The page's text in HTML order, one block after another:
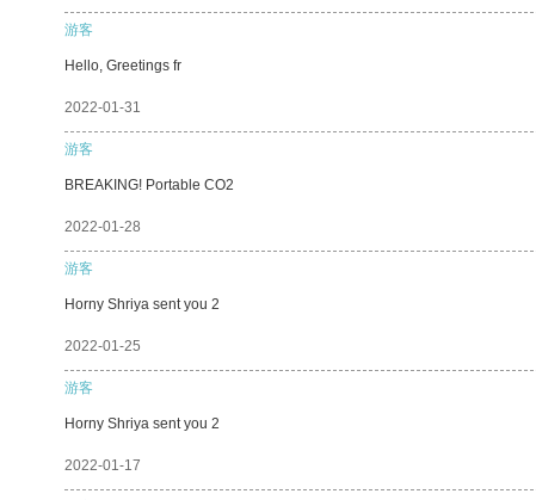
游客
Hello, Greetings fr
2022-01-31
游客
BREAKING! Portable CO2
2022-01-28
游客
Horny Shriya sent you 2
2022-01-25
游客
Horny Shriya sent you 2
2022-01-17